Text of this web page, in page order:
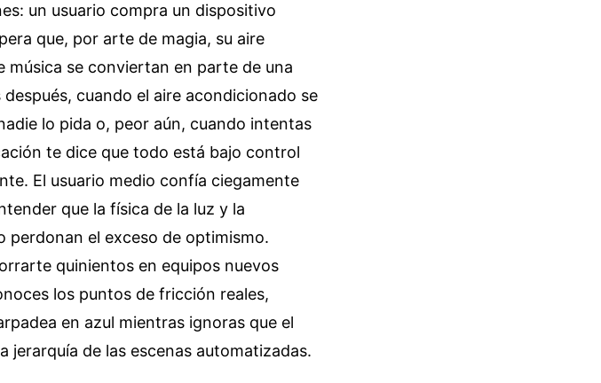
un usuario compra un dispositivo
que, por arte de magia, su aire
música se conviertan en parte de una
cuando el aire acondicionado se
lo pida o, peor aún, cuando intentas
te dice que todo está bajo control
El usuario medio confía ciegamente
que la física de la luz y la
perdonan el exceso de optimismo.
quinientos en equipos nuevos
los puntos de fricción reales,
en azul mientras ignoras que el
jerarquía de las escenas automatizadas.